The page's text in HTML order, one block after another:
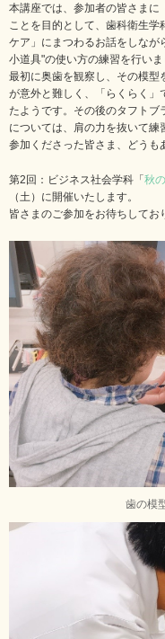
本講座では、参加者の皆さまに
ことを目的として、歯科衛生
ケア」にまつわるお話をしなが
小道具"の使い方の練習を行いま
最初に奥歯を観察し、その模型
が意外と難しく、「らくらく」
たようです。その後のタフトブ
については、肩の力を抜いて
参加くださった皆さま、どうも
第2回：ビジネス社会学科「秋
（土）に開催いたします。
皆さまのご参加をお待ちしてお
歯の模